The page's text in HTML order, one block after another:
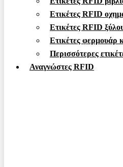
Ετικέτες RFID
Ετικέτες RFID
Ετικέτες φερμουάρ
Περισσότερες
Αναγνώστες RFID